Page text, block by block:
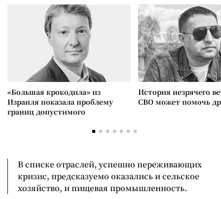
«Большая крокодила» из
Израиля показала проблему
границ допустимого
История незрячего
СВО может помочь
В списке отраслей, успешно переживающих
кризис, предсказуемо оказались и сельское
хозяйство, и пищевая промышленность.